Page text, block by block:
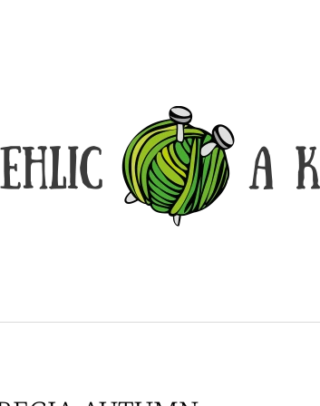
CO POTŘEBUJETE NAJÍT?
HLEDAT
Kč